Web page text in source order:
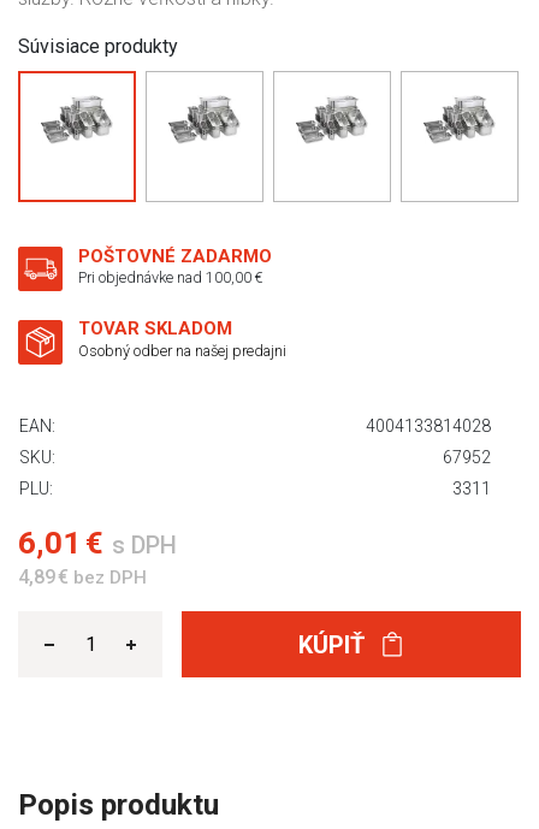
Súvisiace produkty
POŠTOVNÉ ZADARMO
Pri objednávke nad 100,00 €
TOVAR SKLADOM
Osobný odber na našej predajni
EAN:
4004133814028
SKU:
67952
PLU:
3311
6,01 € s DPH
4,89 € bez DPH
KÚPIŤ
Popis produktu